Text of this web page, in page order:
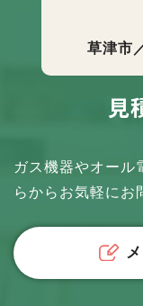
草津市
見
ガス機器やオール
らからお気軽にお